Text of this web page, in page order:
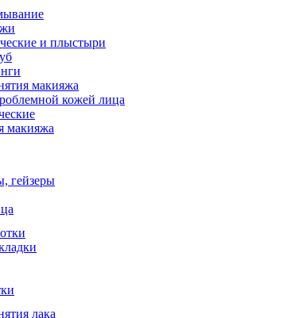
и плыстыри
макияжа
кожей лица
макияжа
гейзеры
лака